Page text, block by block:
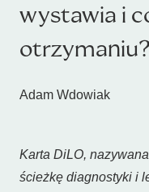
wystawia i
otrzymaniu?
Adam Wdowiak
Karta DiLO,
ścieżkę diagnostyki i